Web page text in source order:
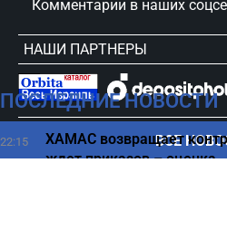
ПОСЛЕДНИЕ НОВОСТИ
22:15
ХАМАС возвращает
ждет приказов – оценка
ВСЕ
Комментарии в наших
НАШИ ПАРТНЕРЫ
сursorinfo.co.il © Все права